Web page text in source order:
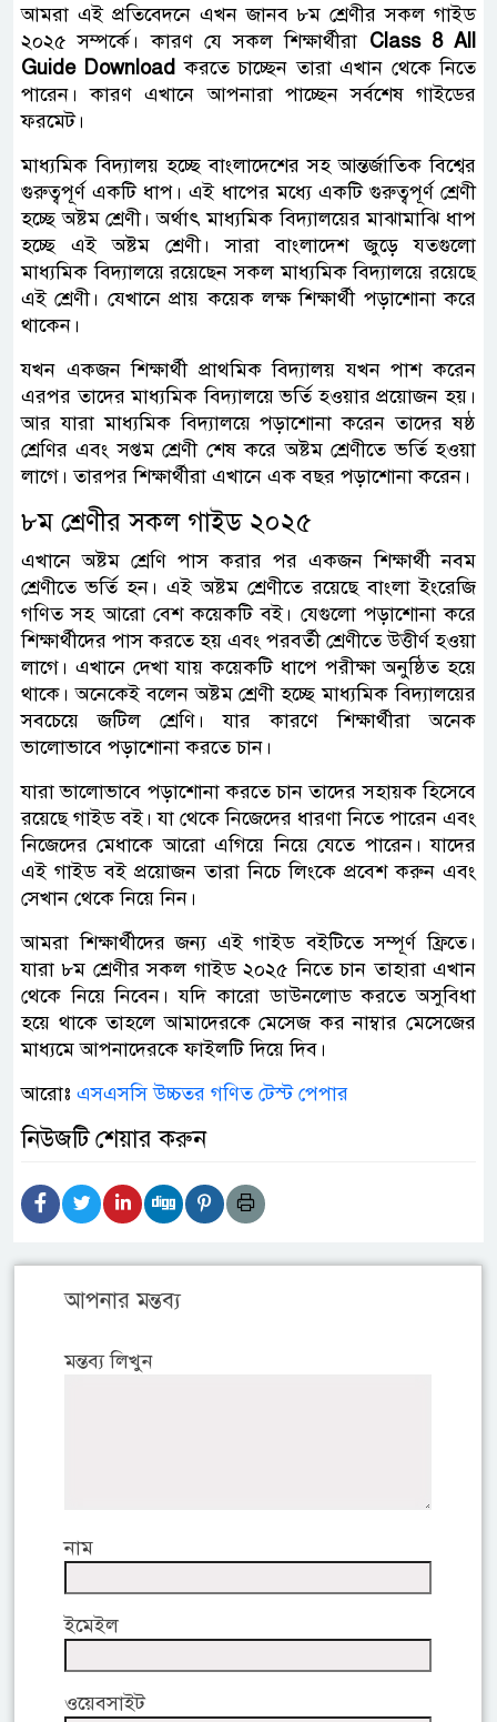
আমরা এই প্রতিবেদনে এখন জানব ৮ম শ্রেণীর সকল গাইড
২০২৫ সম্পর্কে। কারণ যে সকল শিক্ষার্থীরা Class 8 All
Guide Download করতে চাচ্ছেন তারা এখান থেকে নিতে
পারেন। কারণ এখানে আপনারা পাচ্ছেন সর্বশেষ গাইডের
ফরমেট।
মাধ্যমিক বিদ্যালয় হচ্ছে বাংলাদেশের সহ আন্তর্জাতিক বিশ্বের
গুরুত্বপূর্ণ একটি ধাপ। এই ধাপের মধ্যে একটি গুরুত্বপূর্ণ শ্রেণী
হচ্ছে অষ্টম শ্রেণী। অর্থাৎ মাধ্যমিক বিদ্যালয়ের মাঝামাঝি ধাপ
হচ্ছে এই অষ্টম শ্রেণী। সারা বাংলাদেশ জুড়ে যতগুলো
মাধ্যমিক বিদ্যালয়ে রয়েছেন সকল মাধ্যমিক বিদ্যালয়ে রয়েছে
এই শ্রেণী। যেখানে প্রায় কয়েক লক্ষ শিক্ষার্থী পড়াশোনা করে
থাকেন।
যখন একজন শিক্ষার্থী প্রাথমিক বিদ্যালয় যখন পাশ করেন
এরপর তাদের মাধ্যমিক বিদ্যালয়ে ভর্তি হওয়ার প্রয়োজন হয়।
আর যারা মাধ্যমিক বিদ্যালয়ে পড়াশোনা করেন তাদের ষষ্ঠ
শ্রেণির এবং সপ্তম শ্রেণী শেষ করে অষ্টম শ্রেণীতে ভর্তি হওয়া
লাগে। তারপর শিক্ষার্থীরা এখানে এক বছর পড়াশোনা করেন।
৮ম শ্রেণীর সকল গাইড ২০২৫
এখানে অষ্টম শ্রেণি পাস করার পর একজন শিক্ষার্থী নবম
শ্রেণীতে ভর্তি হন। এই অষ্টম শ্রেণীতে রয়েছে বাংলা ইংরেজি
গণিত সহ আরো বেশ কয়েকটি বই। যেগুলো পড়াশোনা করে
শিক্ষার্থীদের পাস করতে হয় এবং পরবর্তী শ্রেণীতে উত্তীর্ণ হওয়া
লাগে। এখানে দেখা যায় কয়েকটি ধাপে পরীক্ষা অনুষ্ঠিত হয়ে
থাকে। অনেকেই বলেন অষ্টম শ্রেণী হচ্ছে মাধ্যমিক বিদ্যালয়ের
সবচেয়ে জটিল শ্রেণি। যার কারণে শিক্ষার্থীরা অনেক
ভালোভাবে পড়াশোনা করতে চান।
যারা ভালোভাবে পড়াশোনা করতে চান তাদের সহায়ক হিসেবে
রয়েছে গাইড বই। যা থেকে নিজেদের ধারণা নিতে পারেন এবং
নিজেদের মেধাকে আরো এগিয়ে নিয়ে যেতে পারেন। যাদের
এই গাইড বই প্রয়োজন তারা নিচে লিংকে প্রবেশ করুন এবং
সেখান থেকে নিয়ে নিন।
আমরা শিক্ষার্থীদের জন্য এই গাইড বইটিতে সম্পূর্ণ ফ্রিতে।
যারা ৮ম শ্রেণীর সকল গাইড ২০২৫ নিতে চান তাহারা এখান
থেকে নিয়ে নিবেন। যদি কারো ডাউনলোড করতে অসুবিধা
হয়ে থাকে তাহলে আমাদেরকে মেসেজ কর নাম্বার মেসেজের
মাধ্যমে আপনাদেরকে ফাইলটি দিয়ে দিব।
আরোঃ এসএসসি উচ্চতর গণিত টেস্ট পেপার
নিউজটি শেয়ার করুন
আপনার মন্তব্য
মন্তব্য লিখুন
নাম
ইমেইল
ওয়েবসাইট